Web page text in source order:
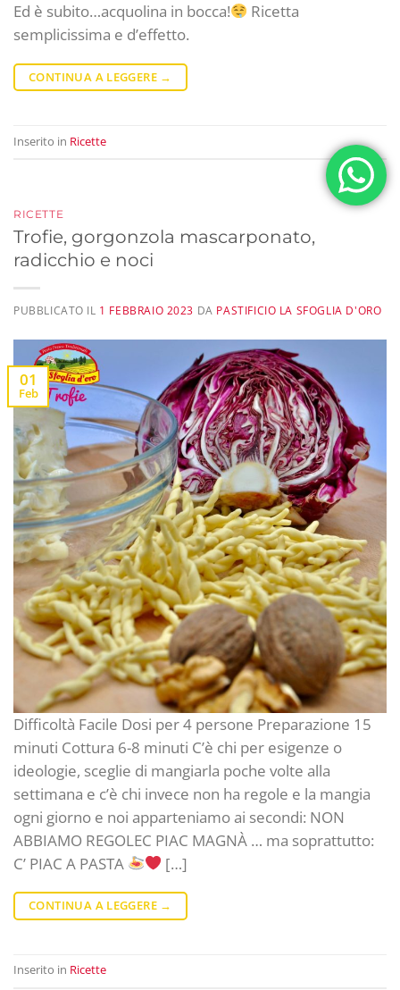
Ed è subito…acquolina in bocca!
Ricetta
semplicissima e d’effetto.
CONTINUA A LEGGERE →
Inserito in Ricette
RICETTE
Trofie, gorgonzola mascarponato,
radicchio e noci
PUBBLICATO IL 1 FEBBRAIO 2023 DA PASTIFICIO LA SFOGLIA D'ORO
01
Feb
Difficoltà Facile Dosi per 4 persone Preparazione 15
minuti Cottura 6-8 minuti C’è chi per esigenze o
ideologie, sceglie di mangiarla poche volte alla
settimana e c’è chi invece non ha regole e la mangia
ogni giorno e noi apparteniamo ai secondi: NON
ABBIAMO REGOLEC PIAC MAGNÀ … ma soprattutto:
C’ PIAC A PASTA
[…]
CONTINUA A LEGGERE →
Inserito in Ricette